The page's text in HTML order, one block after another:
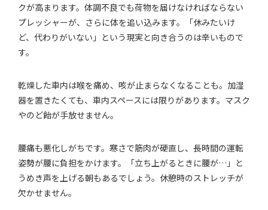
クが高まります。体調不良でも荷物を届けなければならない
プレッシャーが、さらに体を追い込みます。「休みたいけ
ど、代わりがいない」という現実と向き合うのは辛いもので
す。
乾燥した車内は喉を痛め、咳が止まらなくなることも。加湿
器を置きたくても、車内スペースには限りがあります。マスク
やのど飴が手放せません。
腰痛も悪化しがちです。寒さで筋肉が硬直し、長時間の運転
姿勢が腰に負担をかけます。「立ち上がるときに腰が…」と
うめき声を上げる朝もあるでしょう。休憩時のストレッチが
欠かせません。